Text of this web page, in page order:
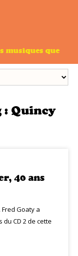
musiques que
: Quincy
40 ans
Fred Goaty a
CD 2 de cette